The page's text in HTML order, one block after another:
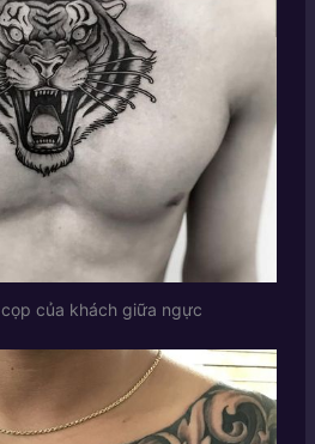
của khách giữa ngực